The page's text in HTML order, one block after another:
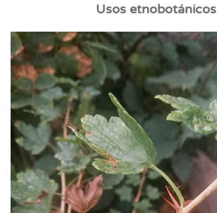
Usos etnobotánicos